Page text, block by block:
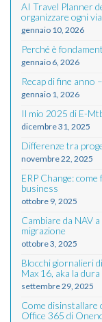
AI Travel Planner
organizzare ogni
gennaio 10, 2026
Perché è
gennaio 6, 2026
Recap di fine anno
gennaio 1, 2026
Il mio 2025 di E-
dicembre 31, 2025
Differenze tra
novembre 22, 2025
ERP Change:
business
ottobre 9, 2025
Cambiare da NAV
migrazione
ottobre 3, 2025
Blocchi giornalieri
Max 16, aka la
settembre 29, 2025
Come disinstallare
Office 365 di